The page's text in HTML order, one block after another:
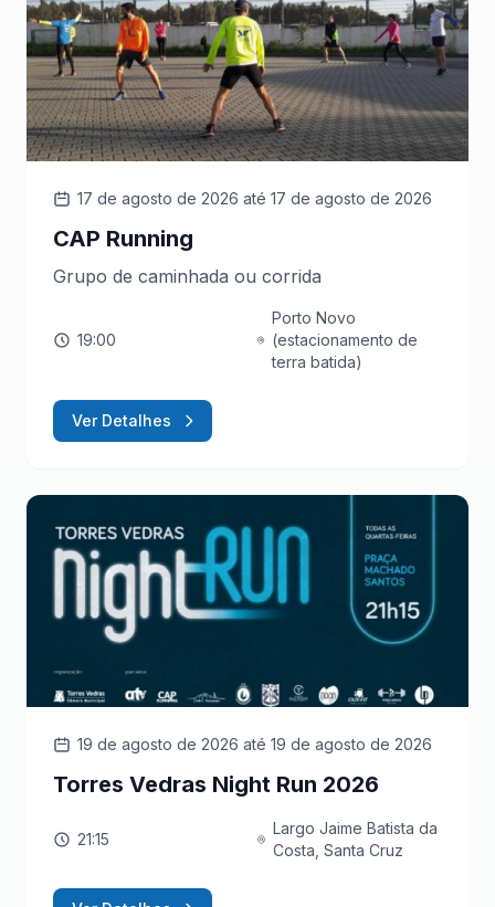
17 de agosto de 2026 até 17 de agosto de 2026
CAP Running
Grupo de caminhada ou corrida
19:00
Porto Novo
(estacionamento de
terra batida)
Ver Detalhes
19 de agosto de 2026 até 19 de agosto de 2026
Torres Vedras Night Run 2026
21:15
Largo Jaime Batista da
Costa, Santa Cruz